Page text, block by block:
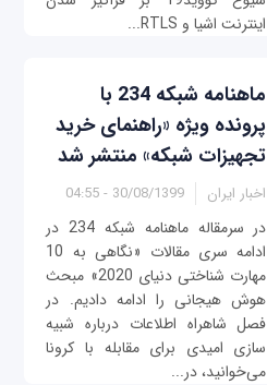
اينترنت اشيا و RTLS...
ماهنامه شبکه 234 با
پرونده ویژه «راهنمای خرید
تجهیزات شبکه» منتشر شد
اخبار ایران 30/08/1399 - 04:55
در سرمقاله ماهنامه شبکه 234 در
ادامه سری مقالات «نگاهی به 10
مهارت شناختی دنیای 2020» مبحث
هوش هیجانی را ادامه دادیم. در
فصل شاهراه اطلاعات درباره شبیه
سازی امیدی برای مقابله با کرونا
می‌خوانید، در...